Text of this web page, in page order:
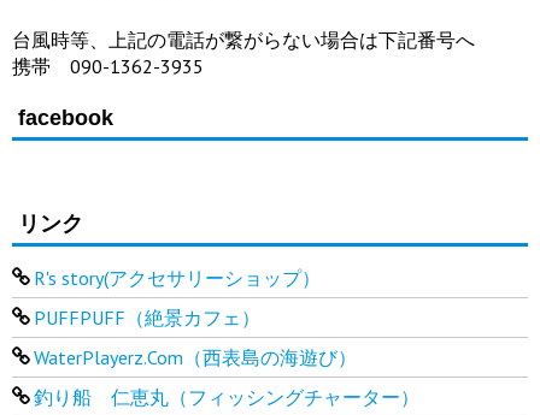
台風時等、上記の電話が繋がらない場合は下記番号へ
携帯 090-1362-3935
facebook
リンク
R's story(アクセサリーショップ）
PUFFPUFF（絶景カフェ）
WaterPlayerz.Com（西表島の海遊び）
釣り船 仁恵丸（フィッシングチャーター）